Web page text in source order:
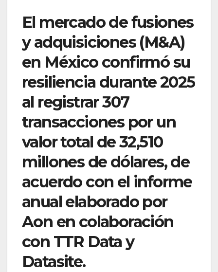
El mercado de fusiones
y adquisiciones (M&A)
en México confirmó su
resiliencia durante 2025
al registrar 307
transacciones por un
valor total de 32,510
millones de dólares, de
acuerdo con el informe
anual elaborado por
Aon en colaboración
con TTR Data y
Datasite.